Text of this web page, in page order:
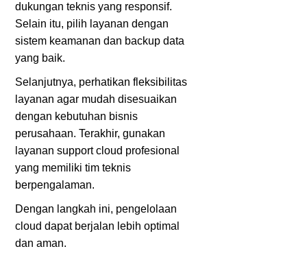
dukungan teknis yang responsif.
Selain itu, pilih layanan dengan
sistem keamanan dan backup data
yang baik.
Selanjutnya, perhatikan fleksibilitas
layanan agar mudah disesuaikan
dengan kebutuhan bisnis
perusahaan. Terakhir, gunakan
layanan support cloud profesional
yang memiliki tim teknis
berpengalaman.
Dengan langkah ini, pengelolaan
cloud dapat berjalan lebih optimal
dan aman.